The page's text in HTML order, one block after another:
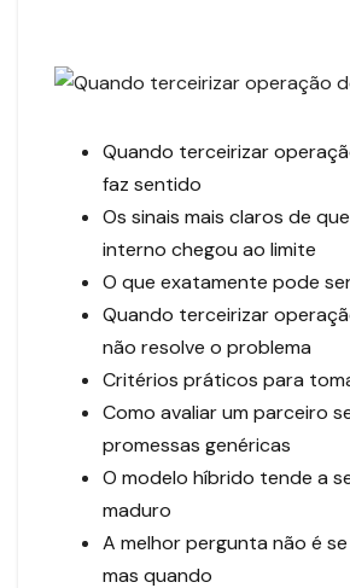
Quando terceirizar
faz sentido
Os sinais mais claros de
interno chegou ao limite
O que exatamente pode
Quando terceirizar
não resolve o problema
Critérios práticos para
Como avaliar um parceiro
promessas genéricas
O modelo híbrido tende a
maduro
A melhor pergunta não é
mas quando